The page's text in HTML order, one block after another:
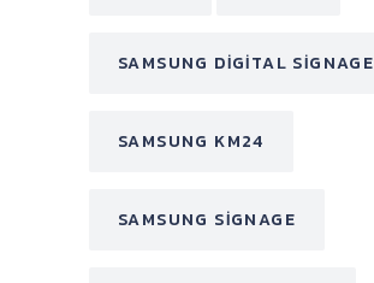
SAMSUNG DIGITAL SIGNAGE
SAMSUNG KM24
SAMSUNG SIGNAGE